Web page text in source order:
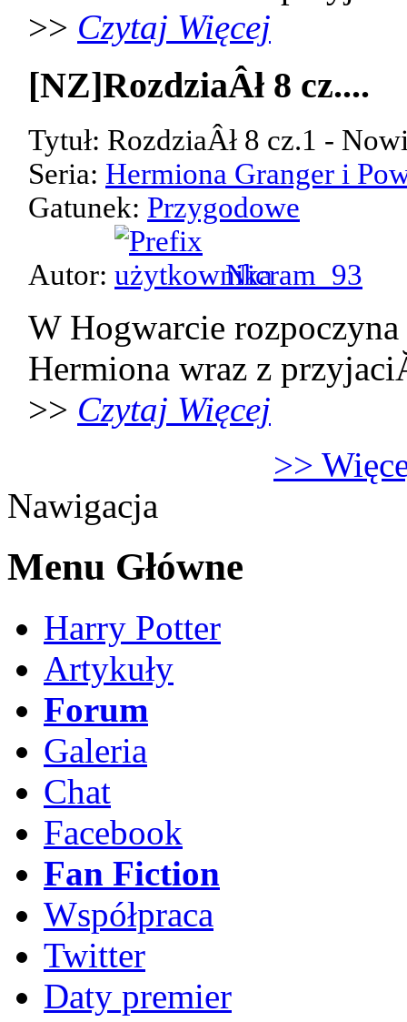
>> Czytaj Więcej
[NZ]RozdziaÂł 8 cz....
Tytuł: RozdziaÂł 8 cz.1 -
Seria: Hermiona Granger i
Gatunek: Przygodowe
Autor: Nicram_93
W Hogwarcie
Hermiona wraz z
>> Czytaj Więcej
>>
Nawigacja
Menu Główne
Harry Potter
Artykuły
Forum
Galeria
Chat
Facebook
Fan Fiction
Współpraca
Twitter
Daty premier